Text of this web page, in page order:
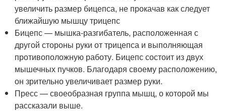
увеличить размер бицепса, не прокачав как следует
ближайшую мышцу трицепс
Бицепс — мышка-разгибатель, расположенная с
другой стороны руки от трицепса и выполняющая
противоположную работу. Бицепс состоит из двух
мышечных пучков. Благодаря своему расположению,
он зрительно увеличивает размер руки.
Пресс — своеобразная группа мышц, о которой мы
рассказали выше.